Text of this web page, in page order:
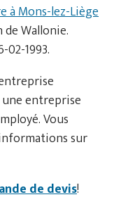
à Mons-lez-Liège
Wallonie.
1993.
une entreprise
Vous
sur
de devis!